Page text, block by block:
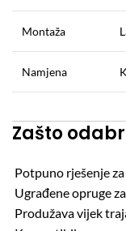
Montaža
Namjena
Zašto
Potpuno rješenje
Ugrađene opruge
Produžava vijek